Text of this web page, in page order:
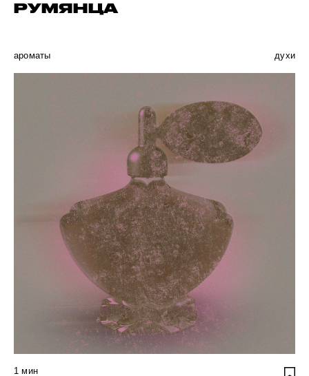
РУМЯНЦА
ароматы духи
1 мин